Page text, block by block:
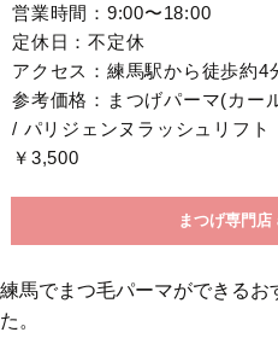
営業時間：9:00〜18:00
定休日：不定休
アクセス：練馬駅から徒歩約4
参考価格：まつげパーマ(カー
/ パリジェンヌラッシュリフ
￥3,500
まつげ専門
練馬でまつ毛パーマができるお
た。